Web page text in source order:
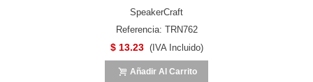
SpeakerCraft
Referencia: TRN762
$ 13.23 (IVA Incluido)
Añadir Al Carrito